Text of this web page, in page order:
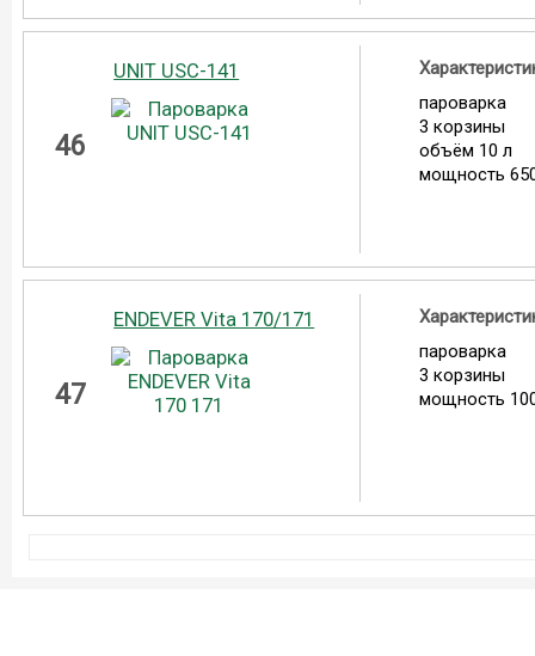
46
UNIT USC-141
пароварка
3 корзины
объём 10 л
мощность
47
ENDEVER Vita 170/171
пароварка
3 корзины
мощность